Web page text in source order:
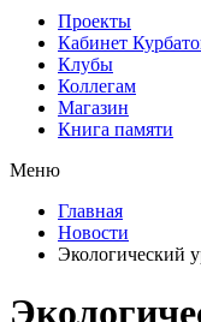
Проекты
Кабинет
Клубы
Коллегам
Магазин
Книга памяти
Меню
Главная
Новости
Экологический